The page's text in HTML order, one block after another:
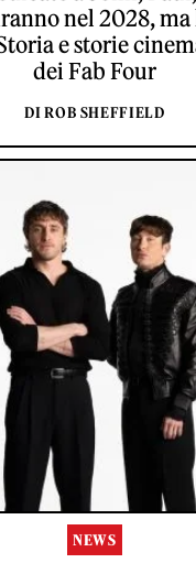
nel 2028, ma
e storie
dei Fab Four
DI ROB SHEFFIELD
NEWS